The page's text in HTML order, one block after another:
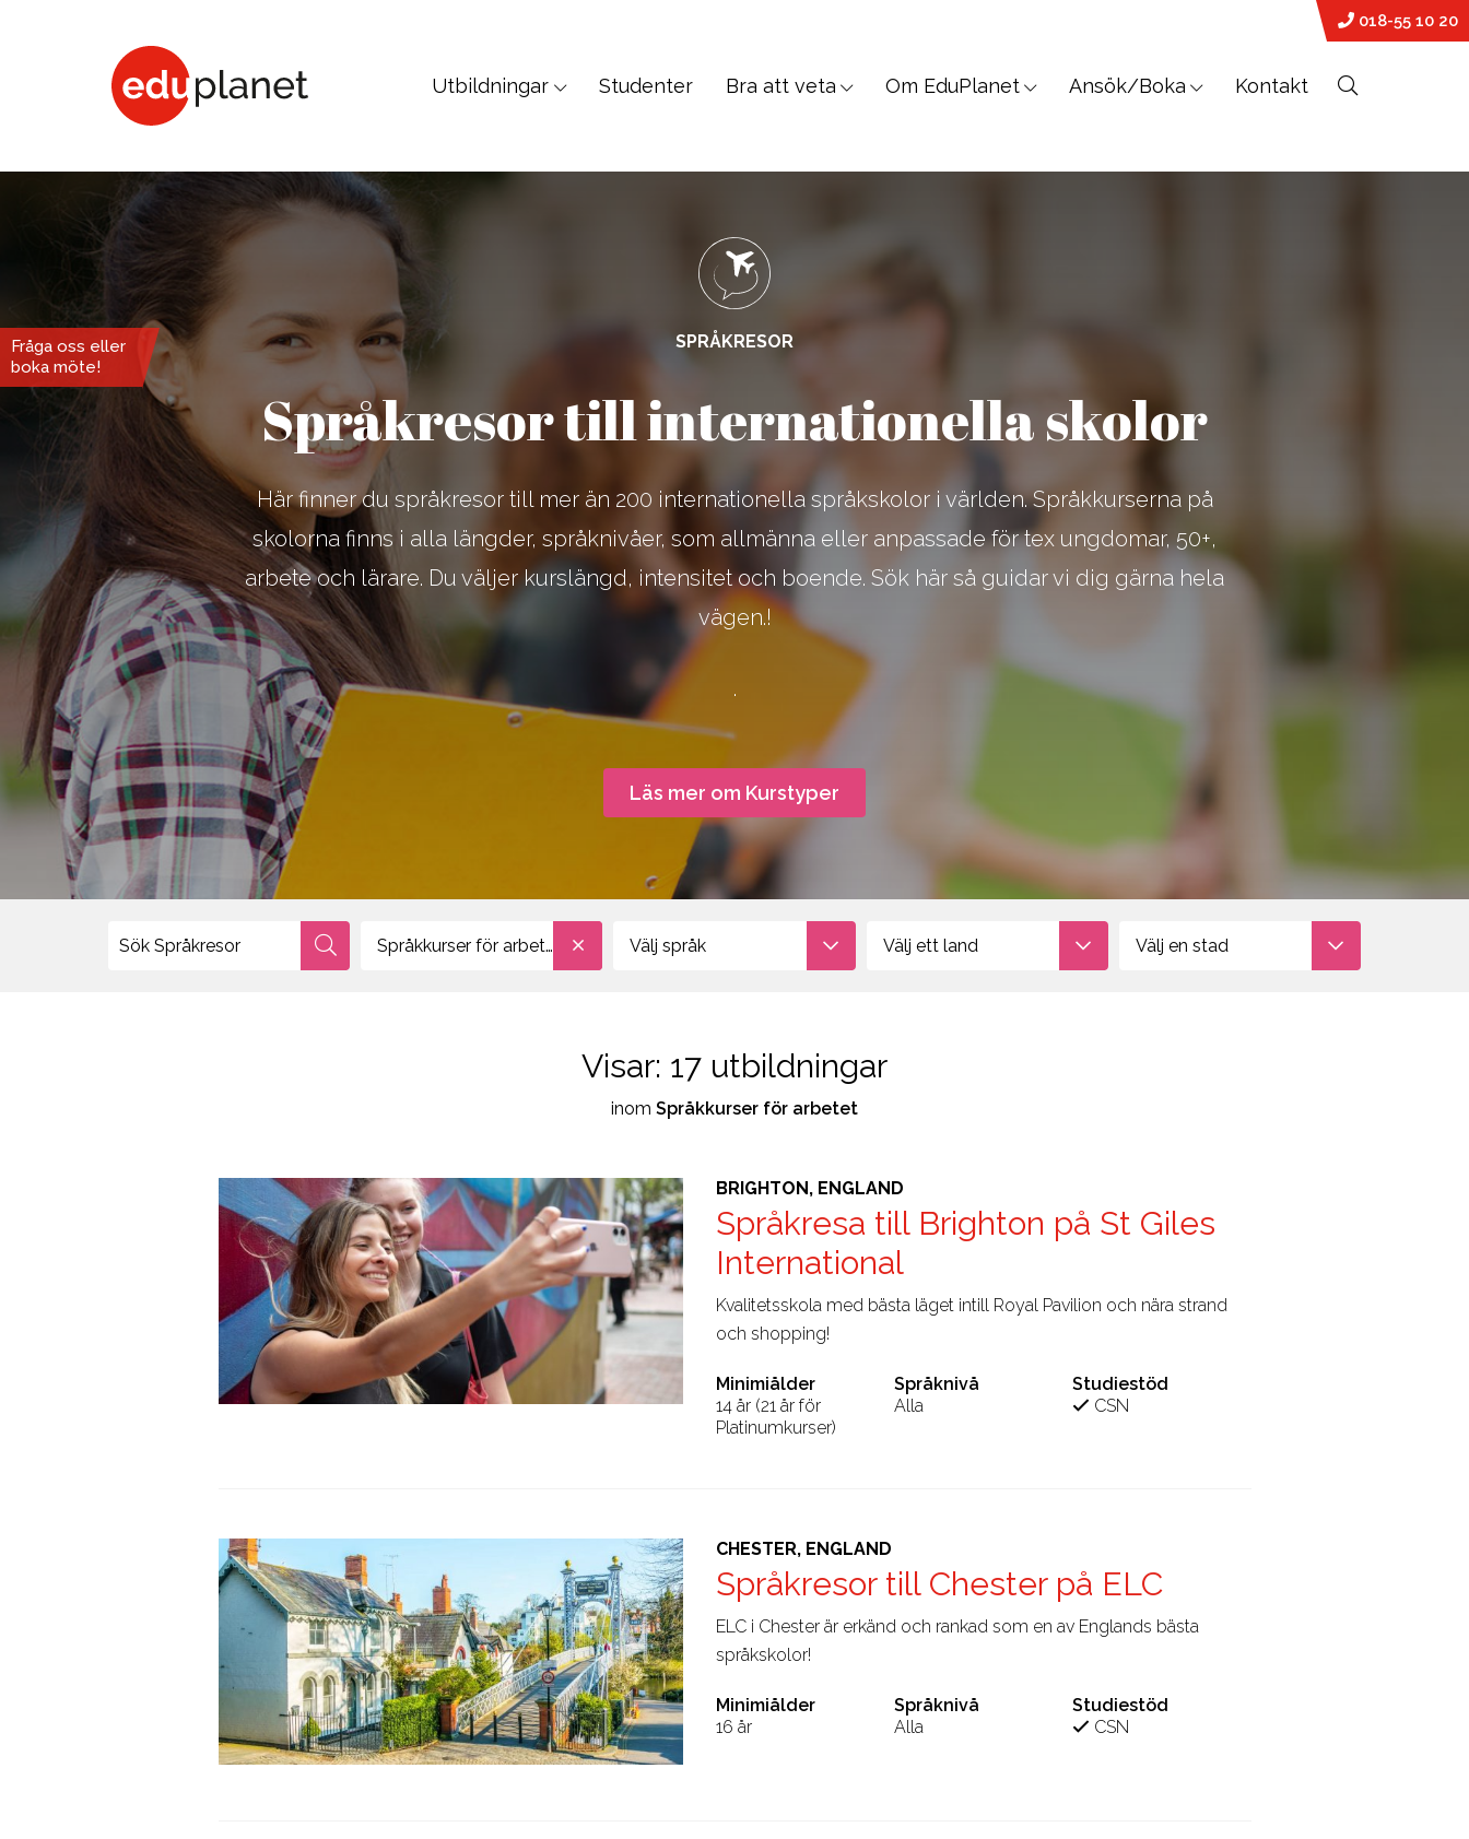
Utbildningar Studenter Bra att veta Om EduPlanet Ansök/Boka Kontakt
018-55 10 20
COLLEGE & UNIVERSITET
Business, Human Resources
Fashion, Design, Art, Architecture
Graphic Design, Web, Game
Film, Photo, Drama, Dance
Music, Music Business
Environment, Natural Science
IT, Computer, Engineering, Aviation
Medicin, Veterinär, PreMed
Social Science, Education, Law
Media, Communication
Tourism, Hotel, Event, Restaurant
SPRÅKRESOR
Allmänna & Student
Språkresor för 50+
Språkkurser för arbetet
Språkkurser för lärare
Språkresor för ungdomar
Studieresor
Online
Vår PreMed
studievägledare om du
SPRÅKRESOR
Språkresor till internationella skolor
Här finner du språkresor till mer än 200 internationella språkskolor i världen. Språkkurserna på
skolorna finns i alla längder, språknivåer, som allmänna eller anpassade för tex ungdomar, 50+,
arbete och lärare. Du väljer kurslängd, intensitet och boende. Sök här så guidar vi dig gärna hela
vägen.!
.
Läs mer om Kurstyper
Språkkurser för arbetet Välj språk Välj ett land Välj en stad
Visar: 17 utbildningar
inom Språkkurser för arbetet
BRIGHTON, ENGLAND
Språkresa till Brighton på St Giles
International
Kvalitetsskola med bästa läget intill Royal Pavilion och nära strand
och shopping!
Minimiålder
14 år (21 år för
Platinumkurser)
Språknivå
Alla
Studiestöd
CSN
CHESTER, ENGLAND
Språkresor till Chester på ELC
ELC i Chester är erkänd och rankad som en av Englands bästa
språkskolor!
Minimiålder
16 år
Språknivå
Alla
Studiestöd
CSN
Fråga oss eller
boka möte!